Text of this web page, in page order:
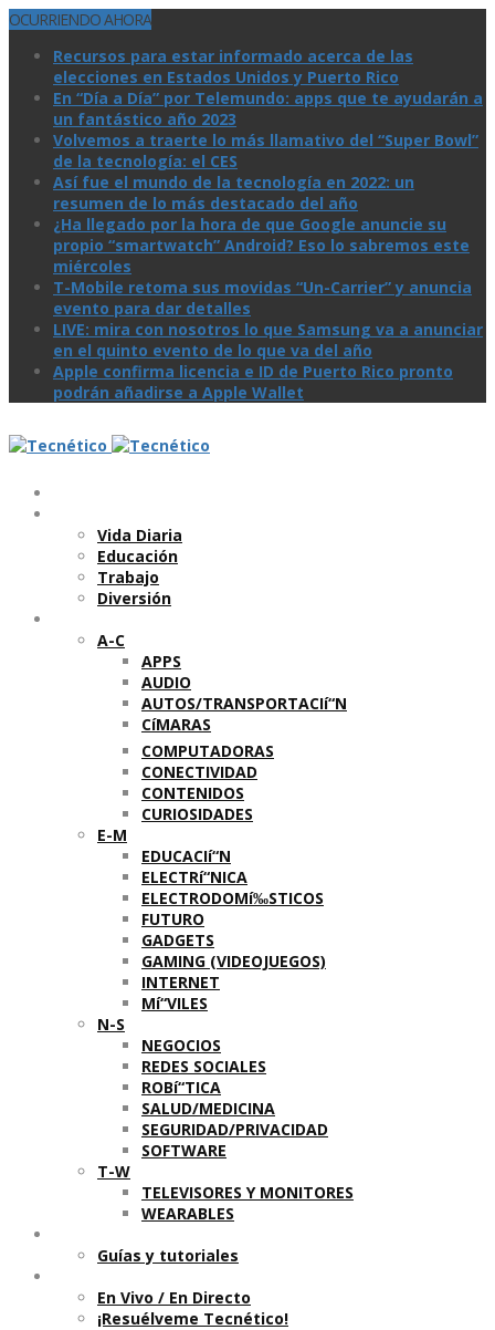
OCURRIENDO AHORA
Recursos para estar informado acerca de las
elecciones en Estados Unidos y Puerto Rico
En “Día a Día” por Telemundo: apps que te ayudarán a
un fantástico año 2023
Volvemos a traerte lo más llamativo del “Super Bowl”
de la tecnologí­a: el CES
Así­ fue el mundo de la tecnologí­a en 2022: un
resumen de lo más destacado del año
¿Ha llegado por la hora de que Google anuncie su
propio “smartwatch” Android? Eso lo sabremos este
miércoles
T-Mobile retoma sus movidas “Un-Carrier” y anuncia
evento para dar detalles
LIVE: mira con nosotros lo que Samsung va a anunciar
en el quinto evento de lo que va del año
Apple confirma licencia e ID de Puerto Rico pronto
podrán añadirse a Apple Wallet
Vida Diaria
Educación
Trabajo
Diversión
A-C
APPS
AUDIO
AUTOS/TRANSPORTACIí“N
CíMARAS
COMPUTADORAS
CONECTIVIDAD
CONTENIDOS
CURIOSIDADES
E-M
EDUCACIí“N
ELECTRí“NICA
ELECTRODOMí‰STICOS
FUTURO
GADGETS
GAMING (VIDEOJUEGOS)
INTERNET
Mí“VILES
N-S
NEGOCIOS
REDES SOCIALES
ROBí“TICA
SALUD/MEDICINA
SEGURIDAD/PRIVACIDAD
SOFTWARE
T-W
TELEVISORES Y MONITORES
WEARABLES
Guí­as y tutoriales
En Vivo / En Directo
¡Resuélveme Tecnético!